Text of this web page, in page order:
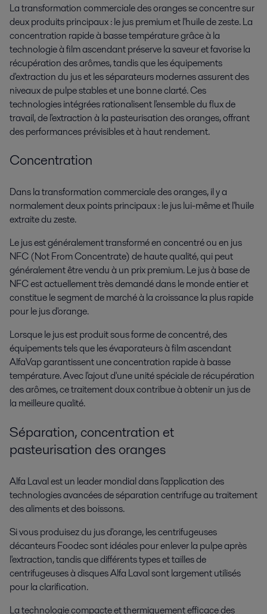
La transformation commerciale des oranges se concentre sur
deux produits principaux : le jus premium et l'huile de zeste. La
concentration rapide à basse température grâce à la
technologie à film ascendant préserve la saveur et favorise la
récupération des arômes, tandis que les équipements
d'extraction du jus et les séparateurs modernes assurent des
niveaux de pulpe stables et une bonne clarté. Ces
technologies intégrées rationalisent l'ensemble du flux de
travail, de l'extraction à la pasteurisation des oranges, offrant
des performances prévisibles et à haut rendement.
Concentration
Dans la transformation commerciale des oranges, il y a
normalement deux points principaux : le jus lui-même et l'huile
extraite du zeste.
Le jus est généralement transformé en concentré ou en jus
NFC (Not From Concentrate) de haute qualité, qui peut
généralement être vendu à un prix premium. Le jus à base de
NFC est actuellement très demandé dans le monde entier et
constitue le segment de marché à la croissance la plus rapide
pour le jus d'orange.
Lorsque le jus est produit sous forme de concentré, des
équipements tels que les évaporateurs à film ascendant
AlfaVap garantissent une concentration rapide à basse
température. Avec l'ajout d'une unité spéciale de récupération
des arômes, ce traitement doux contribue à obtenir un jus de
la meilleure qualité.
Séparation, concentration et
pasteurisation des oranges
Alfa Laval est un leader mondial dans l'application des
technologies avancées de séparation centrifuge au traitement
des aliments et des boissons.
Si vous produisez du jus d'orange, les centrifugeuses
décanteurs Foodec sont idéales pour enlever la pulpe après
l'extraction, tandis que différents types et tailles de
centrifugeuses à disques Alfa Laval sont largement utilisés
pour la clarification.
La technologie compacte et thermiquement efficace des